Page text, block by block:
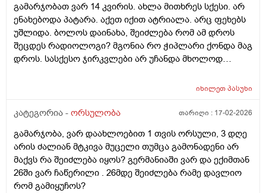
გამოიყენებს, გაყინული კიდევ ისევ მორჩება
კლინიკაში, ამ დროს შემდგომ როგორ განვითარდება
სცენარი? რა ბედი ეწევა დარჩენილ გაყინულ
კვერცხუჯრედებს?_თუ მათ ვადა გასდით,
გამოიყენებენ მანამ სხვა ქალის
მიუხედავად? თუ არ შეწუხდებით, დეტალურად რომ
მადლობა!
გამარჯობათ ვარ 14 კვირის. ახლა მითხრეს სქესი. არ
ენახებოდა პატარა. აქეთ იქით ატრიალა. არც ფეხებს
უშლიდა. ბოლოს დაინახა, შეიძლება რომ ამ დროს
შეცდეს რადიოლოგი? მგონია რო ჭიპლარი ქონდა მაგ
დროს. სასქესო ჯირკვლები არ უჩანდა მხოლოდ
იხილეთპასუხი
კატეგორია - ორსულობა თარიღი : 17-02-2026
გამარჯობა, ვარ დაახლოებით 1 თვის ორსული, 3 დღე
არის ძალიან მტკივა მუცელი თუმცა გამონადენი არ
მაქვს რა შეიძლება იყოს? გერმანიაში ვარ და ექიმთან
26ში ვარ ჩაწერილი . 26მდე შეიძლება რამე დავლიო
რომ გამიყუჩოს?